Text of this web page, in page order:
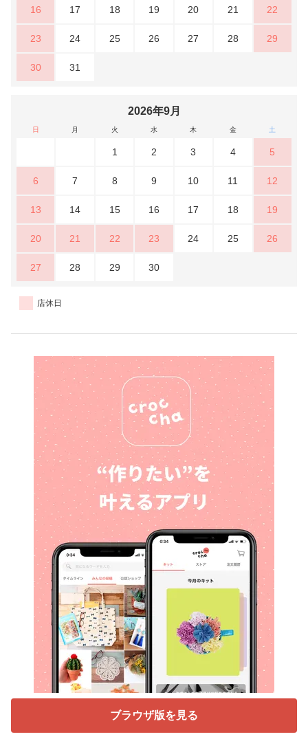
16 17 18 19 20 21 22
23 24 25 26 27 28 29
30 31
2026年9月
日 月 火 水 木 金 土
1 2 3 4 5
6 7 8 9 10 11 12
13 14 15 16 17 18 19
20 21 22 23 24 25 26
27 28 29 30
店休日
ブラウザ版を見る